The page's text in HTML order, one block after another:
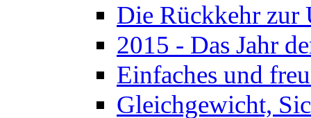
Die Rückkehr zur
2015 - Das Jahr
Einfaches und
Gleichgewicht,